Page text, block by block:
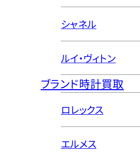
シャネル
ルイ・ヴィトン
ブランド時計買取
ロレックス
エルメス